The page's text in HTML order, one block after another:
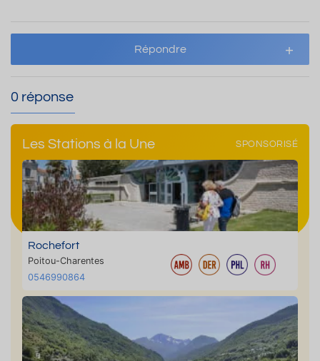
Répondre
0 réponse
Les Stations à la Une SPONSORISÉ
Rochefort
Poitou-Charentes
0546990864